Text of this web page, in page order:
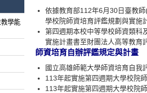
教學能
依據教育部112年6月30日臺教
學校院師資培育評鑑規劃與實施
第四週期本校中等學校師資類科
實施計畫書至財團法人高等教育
師資培育自辦評鑑規定與計畫
國立高雄師範大學師資培育自我
113年起實施第四週期大學校院
113年起實施第四週期大學校院